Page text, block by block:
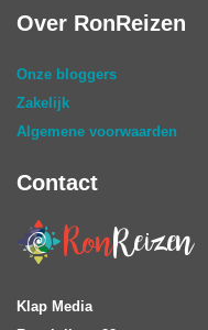
Over RonReizen
Onze bloggers
Zakelijk
Algemene voorwaarden
Contact
Klap Media